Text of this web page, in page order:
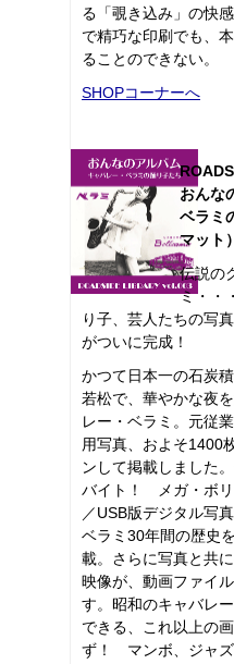
る「覗き込み」の快
で精巧な印刷でも、
ることのできない。
SHOPコーナーへ
おんな
ベラミ
マット）
伝説の
ミ・・
り子、芸人たちの写
がついに完成！
かつて日本一の石炭
若松で、華やかな夜
レー・ベラミ。元従
用写真、およそ1400
ンして掲載しました
バイト！ メガ・ボリ
／USB版デジタル写真
ベラミ30年間の歴史
載。さらに写真と共
映像が、動画ファイ
す。昭和のキャバレ
できる、これ以上の
ず！ マンボ、ジャズ